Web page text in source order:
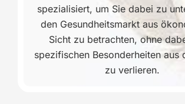
spezialisiert, um Sie dabei zu
den Gesundheitsmarkt aus
Sicht zu betrachten, ohne
spezifischen Besonderheiten aus
zu verlieren.